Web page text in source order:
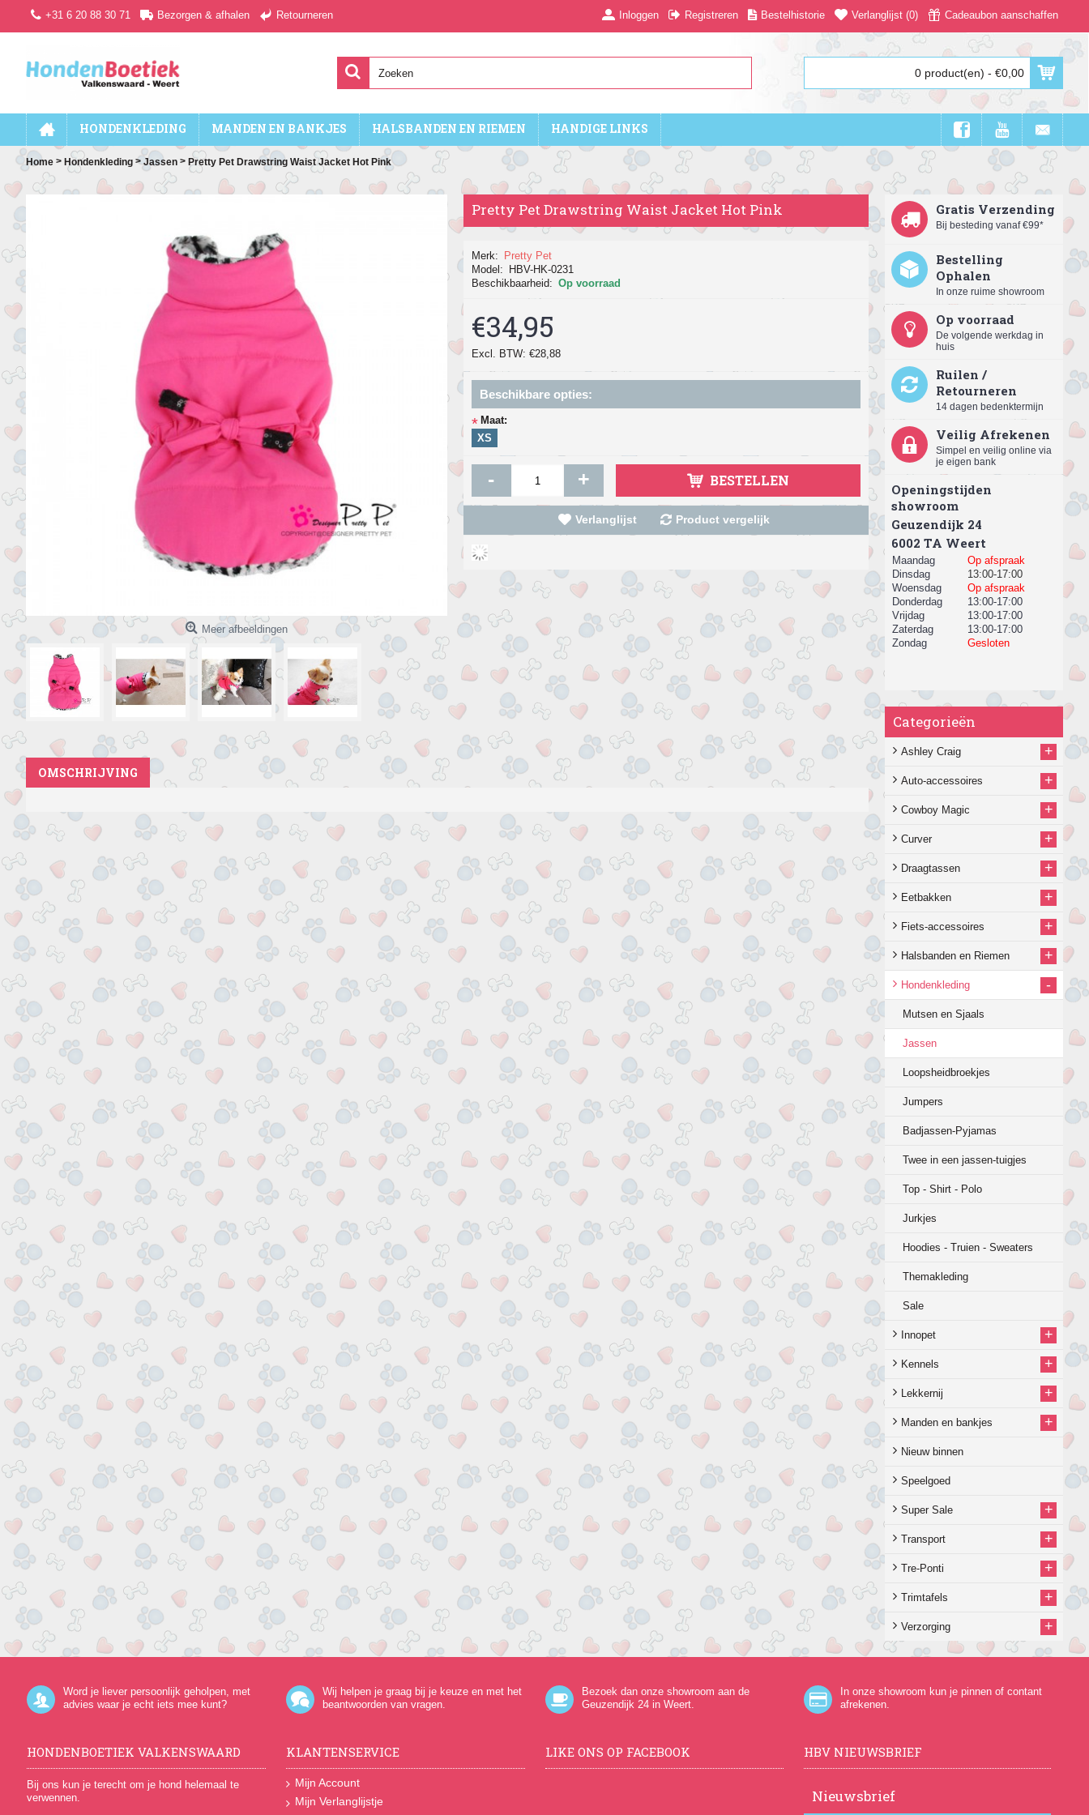
+31 6 20 88 30 71 Bezorgen & afhalen Retourneren Inloggen Registreren Bestelhistorie Verlanglijst (0) Cadeaubon aanschaffen
0 product(en) - €0,00
HONDENKLEDING MANDEN EN BANKJES HALSBANDEN EN RIEMEN HANDIGE LINKS
Home > Hondenkleding > Jassen > Pretty Pet Drawstring Waist Jacket Hot Pink
Gratis Verzending
Bij besteding vanaf €99*
Bestelling
Ophalen
In onze ruime showroom
Op voorraad
De volgende werkdag in
huis
Ruilen /
Retourneren
14 dagen bedenktermijn
Veilig Afrekenen
Simpel en veilig online via
je eigen bank
Openingstijden
showroom
Geuzendijk 24
​6002 TA Weert
Maandag
Op afspraak
Dinsdag
13:00-17:00
Woensdag
Op afspraak
Donderdag
13:00-17:00
Vrijdag
13:00-17:00
Zaterdag
13:00-17:00
Zondag
Gesloten
Categorieën
Ashley Craig +
Auto-accessoires +
Cowboy Magic +
Curver +
Draagtassen +
Eetbakken +
Fiets-accessoires +
Halsbanden en Riemen +
Hondenkleding -
Mutsen en Sjaals
Jassen
Loopsheidbroekjes
Jumpers
Badjassen-Pyjamas
Twee in een jassen-tuigjes
Top - Shirt - Polo
Jurkjes
Hoodies - Truien - Sweaters
Themakleding
Sale
Innopet +
Kennels +
Lekkernij +
Manden en bankjes +
Nieuw binnen
Speelgoed
Super Sale +
Transport +
Tre-Ponti +
Trimtafels +
Verzorging +
Meer afbeeldingen
Pretty Pet Drawstring Waist Jacket Hot Pink
Merk:
Pretty Pet
Model:
HBV-HK-0231
Beschikbaarheid: Op voorraad
€34,95
Excl. BTW: €28,88
Beschikbare opties:
* Maat:
XS
- + BESTELLEN
Verlanglijst Product vergelijk
OMSCHRIJVING
Word je liever persoonlijk geholpen, met
advies waar je echt iets mee kunt?
Wij helpen je graag bij je keuze en met het
beantwoorden van vragen.
Bezoek dan onze showroom aan de
Geuzendijk 24in Weert.
In onze showroom kun je pinnen of contant
afrekenen.
HONDENBOETIEK VALKENSWAARD
Bij ons kun je terecht om je hond helemaal te
verwennen.
KLANTENSERVICE
Mijn Account
Mijn Verlanglijstje
LIKE ONS OP FACEBOOK HBV NIEUWSBRIEF
Nieuwsbrief